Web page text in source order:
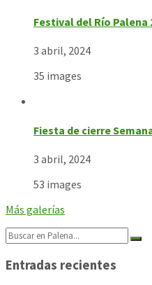
Festival del Río Palena
3 abril, 2024
35 images
Fiesta de cierre
3 abril, 2024
53 images
Más galerías
Search:
Entradas recientes